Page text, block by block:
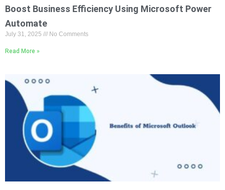
Boost Business Efficiency Using Microsoft Power
Automate
July 31, 2025 No Comments
Read More »